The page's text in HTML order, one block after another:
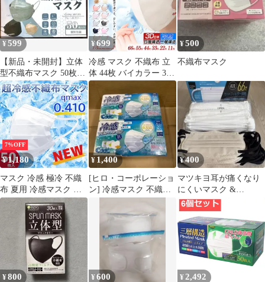
¥599
【新品・未開封】立体
型不織布マスク 50枚入
り 個別包装 グレー系カ
ラー
¥699
冷感 マスク 不織布 立
体 44枚 バイカラー 3D
4層 おしゃれ 不織布マ
スク 立体マスク 3Dマ
スク 不織布カラーマス
ク バイカラーマスク バ
イカラー おしゃれ
¥500
不織布マスク
7%OFF
¥1,180
マスク 冷感 極冷 不織
布 夏用 冷感マスク 不
織布マスク おしゃれ ひ
んやりマスク 涼感 ひん
やり 抗菌 50枚セット
大人用 立体 使い捨て
男女 兼用 宅配便
¥ 1,400
[ヒロ・コーポレーショ
ン] 冷感マスク 不織布
¥400
マツキヨ耳が痛くなり
にくいマスク &
Victorian Mask3D
¥800 ¥600 ¥ 2,492